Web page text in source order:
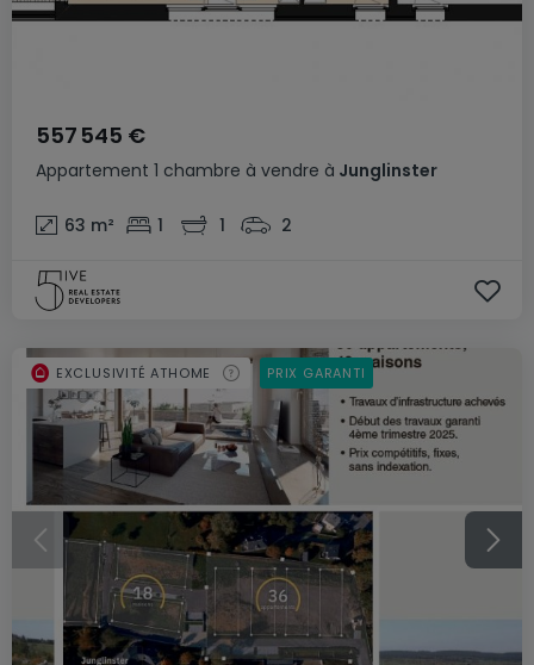
Appartement 1 chambre à vendre à Junglinster
557 545 €
63 m² 1 1 2
EXCLUSIVITÉ ATHOME PRIX GARANTI